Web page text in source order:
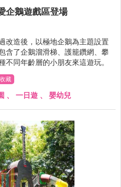
企鵝遊戲區登場
改造後，以極地企鵝為主題設置
含了企鵝溜滑梯、護籠鑽網、攀
不同年齡層的小朋友來這遊玩。
收藏
、 一日遊 、 嬰幼兒